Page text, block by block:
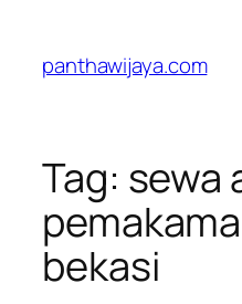
konten
panthawijaya.com
Tag: sewa
bekasi